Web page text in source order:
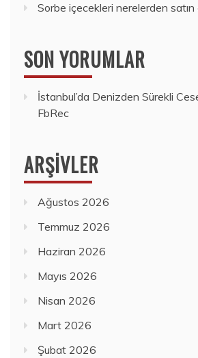
Sorbe içecekleri nerelerden satın
SON YORUMLAR
İstanbul’da Denizden Sürekli
FbRec
ARŞIVLER
Ağustos 2026
Temmuz 2026
Haziran 2026
Mayıs 2026
Nisan 2026
Mart 2026
Şubat 2026